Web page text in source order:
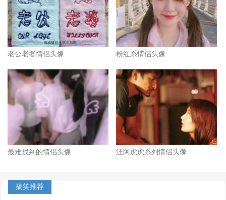
老公老婆情侣头像 粉红系情侣头像
最难找到的情侣头像 汪阿虎虎系列情侣头像
搞笑推荐